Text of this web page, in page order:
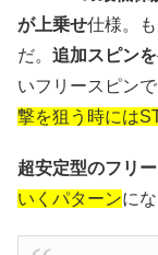
が上乗せ仕様。
だ。 追加スピン
いフリースピン
撃を狙う時には
超安定型のフリ
いくパターンに